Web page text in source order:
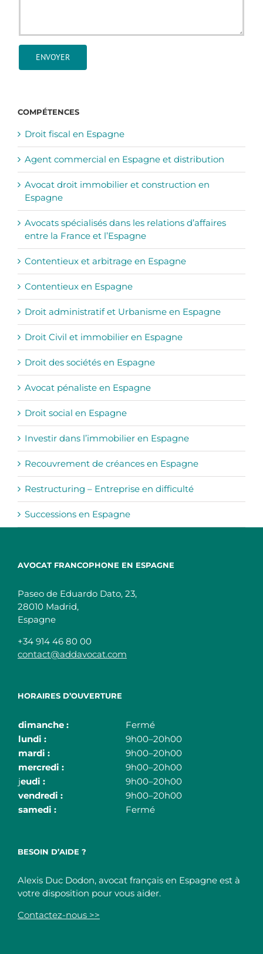
COMPÉTENCES
Droit fiscal en Espagne
Agent commercial en Espagne et distribution
Avocat droit immobilier et construction en
Espagne
Avocats spécialisés dans les relations d’affaires
entre la France et l’Espagne
Contentieux et arbitrage en Espagne
Contentieux en Espagne
Droit administratif et Urbanisme en Espagne
Droit Civil et immobilier en Espagne
Droit des sociétés en Espagne
Avocat pénaliste en Espagne
Droit social en Espagne
Investir dans l’immobilier en Espagne
Recouvrement de créances en Espagne
Restructuring – Entreprise en difficulté
Successions en Espagne
AVOCAT FRANCOPHONE EN ESPAGNE
Paseo de Eduardo Dato, 23,
28010 Madrid,
Espagne
+34 914 46 80 00
contact@addavocat.com
HORAIRES D’OUVERTURE
dimanche :
Fermé
lundi :
9h00–20h00
mardi :
9h00–20h00
mercredi :
9h00–20h00
jeudi :
9h00–20h00
vendredi :
9h00–20h00
samedi :
Fermé
BESOIN D’AIDE ?
Alexis Duc Dodon, avocat français en Espagne est à
votre disposition pour vous aider.
Contactez-nous >>